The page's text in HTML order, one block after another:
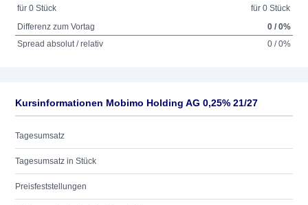
für 0 Stück
für 0 Stück
Differenz zum Vortag
0 / 0%
Spread absolut / relativ
0 / 0%
Kursinformationen Mobimo Holding AG 0,25% 21/27
Tagesumsatz
Tagesumsatz in Stück
Preisfeststellungen